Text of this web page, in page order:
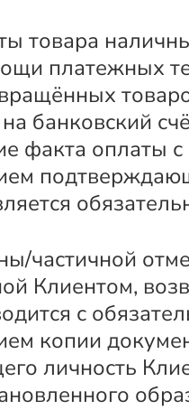
товара
платежных
банковский
факта оплаты с
частичной
Клиентом,
с
копии
личность